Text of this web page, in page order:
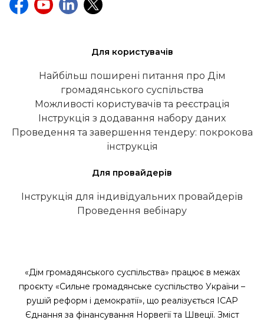
Для користувачів
Найбільш поширені питання про Дім
громадянського суспільства
Можливості користувачів та реєстрація
Інструкція з додавання набору даних
Проведення та завершення тендеру: покрокова
інструкція
Для провайдерів
Інструкція для індивідуальних провайдерів
Проведення вебінару
«Дім громадянського суспільства» працює в межах
проєкту «Сильне громадянське суспільство України –
рушій реформ і демократії», що реалізується ІСАР
Єднання за фінансування Норвегії та Швеції. Зміст